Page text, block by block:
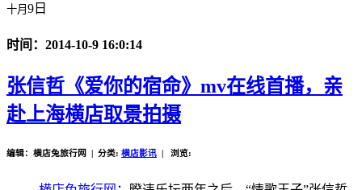
十月 9日
时间：2014-10-9 16:0:14
张信哲《爱你的宿命》mv在线首播，亲
赴上海横店取景拍摄
编辑：横店兔旅行网 | 分类: 横店影讯 | 浏览: